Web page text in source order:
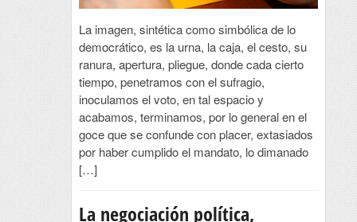
La imagen, sintética como simbólica de lo
democrático, es la urna, la caja, el cesto, su
ranura, apertura, pliegue, donde cada cierto
tiempo, penetramos con el sufragio,
inoculamos el voto, en tal espacio y
acabamos, terminamos, por lo general en el
goce que se confunde con placer, extasiados
por haber cumplido el mandato, lo dimanado
[…]
La negociación política,